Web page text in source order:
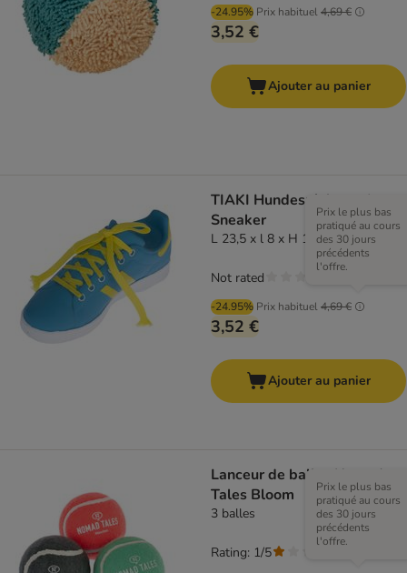
-24.95% Prix habituel4,69 €
3,52 €
Ajouter au panier
TIAKI Hundespielzeug Latex
Sneaker
L 23,5 x l 8 x H 10 cm
-24.95% Prix habituel4,69 €
Prix le plus bas
pratiqué au cours
des 30 jours
précédents
l'offre.
3,52 €
Not rated
Ajouter au panier
Lanceur de balles Nomad
Tales Bloom
3 balles
Prix le plus bas
pratiqué au cours
des 30 jours
précédents
l'offre.
Rating: 1/5